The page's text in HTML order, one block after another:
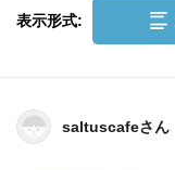
表示形式:
saltuscafeさん